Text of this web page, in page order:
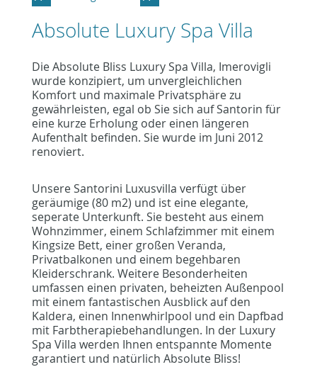
Absolute Luxury Spa Villa
Die Absolute Bliss Luxury Spa Villa, Imerovigli
wurde konzipiert, um unvergleichlichen
Komfort und maximale Privatsphäre zu
gewährleisten, egal ob Sie sich auf Santorin für
eine kurze Erholung oder einen längeren
Aufenthalt befinden. Sie wurde im Juni 2012
renoviert.
Unsere Santorini Luxusvilla verfügt über
geräumige (80 m2) und ist eine elegante,
seperate Unterkunft. Sie besteht aus einem
Wohnzimmer, einem Schlafzimmer mit einem
Kingsize Bett, einer großen Veranda,
Privatbalkonen und einem begehbaren
Kleiderschrank. Weitere Besonderheiten
umfassen einen privaten, beheizten Außenpool
mit einem fantastischen Ausblick auf den
Kaldera, einen Innenwhirlpool und ein Dapfbad
mit Farbtherapiebehandlungen. In der Luxury
Spa Villa werden Ihnen entspannte Momente
garantiert und natürlich Absolute Bliss!